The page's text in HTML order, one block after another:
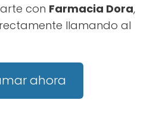
con Farmacia Dora,
llamando al
ahora